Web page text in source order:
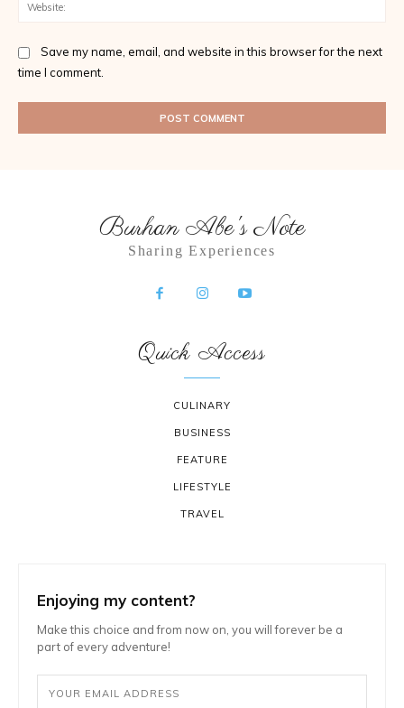
Save my name, email, and website in this browser for the next
time I comment.
Burhan Abe's Note
Sharing Experiences
Quick Access
CULINARY
BUSINESS
FEATURE
LIFESTYLE
TRAVEL
Enjoying my content?
Make this choice and from now on, you will forever be a
part of every adventure!